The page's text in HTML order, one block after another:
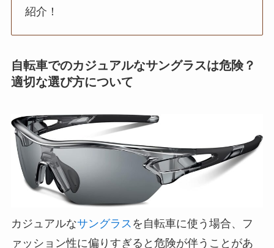
紹介！
自転車でのカジュアルなサングラスは危険？
適切な選び方について
カジュアルなサングラス を自転車に使う場合、フ
ァッション性に偏りすぎると危険が伴うことがあ